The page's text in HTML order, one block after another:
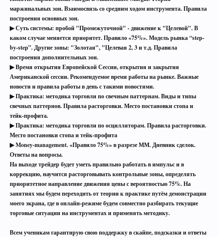
маржинальных зон. Взаимосвязь со средним ходом инструмента. Правила
построения основных зон.
▶ Суть системы: пробой "Промежуточной" - движение к "Целевой". В
каком случае меняется приоритет. Правило «75%». Модель рынка “step-
by-step”. Другие зоны: "Золотая", "Целевая 2, 3 и т.д. Правила
построения дополнительных зон.
▶ Время открытия Европейской Сессии, открытия и закрытия
Американской сессии. Рекомендуемое время работы на рынке. Важные
новости и правила работы в день с такими новостями.
▶ Практика: методика торговли по свечным паттернам. Виды и типы
свечных паттернов. Правила расторговки. Место постановки стопа и
тейк-профита.
▶ Практика: методика торговли по осцилляторам. Правила расторговки.
Место постановки стопа и тейк-профита
▶ Money-management. «Правило 75%» в разрезе ММ. Дневник сделок.
Ответы на вопросы.
На выходе трейдер будет уметь правильно работать в импульс и в
коррекцию, научится расторговывать контрольные зоны, определять
приоритетное направление движения цены с вероятностью 75%. На
занятиях мы будем переходить от теории к практике путём демонстрации
моего экрана, где в онлайн-режиме будем совместно разбирать текущие
торговые ситуации на инструментах и применять методику.
Всем ученикам гарантирую свою поддержку в скайпе, подсказки и ответы